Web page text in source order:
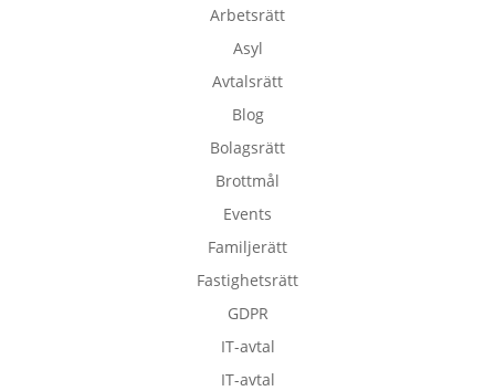
Arbetsrätt
Asyl
Avtalsrätt
Blog
Bolagsrätt
Brottmål
Events
Familjerätt
Fastighetsrätt
GDPR
IT-avtal
IT-avtal